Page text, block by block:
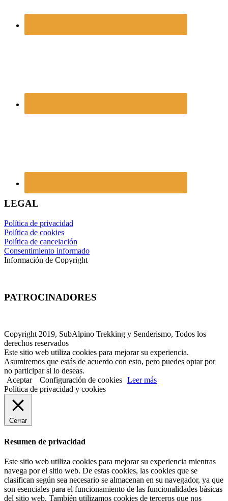
LEGAL
Política de privacidad
Política de cookies
Política de cancelación
Consentimiento informado
Información de Copyright
PATROCINADORES
Copyright 2019, SubAlpino Trekking y Senderismo, Todos los
derechos reservados
Este sitio web utiliza cookies para mejorar su experiencia.
Asumiremos que estás de acuerdo con esto, pero puedes optar por
no participar si lo deseas.
Aceptar
Configuración de cookies Leer más
Política de privacidad y cookies
Cerrar
Resumen de privacidad
Este sitio web utiliza cookies para mejorar su experiencia mientras
navega por el sitio web. De estas cookies, las cookies que se
clasifican según sea necesario se almacenan en su navegador, ya que
son esenciales para el funcionamiento de las funcionalidades básicas
del sitio web. También utilizamos cookies de terceros que nos